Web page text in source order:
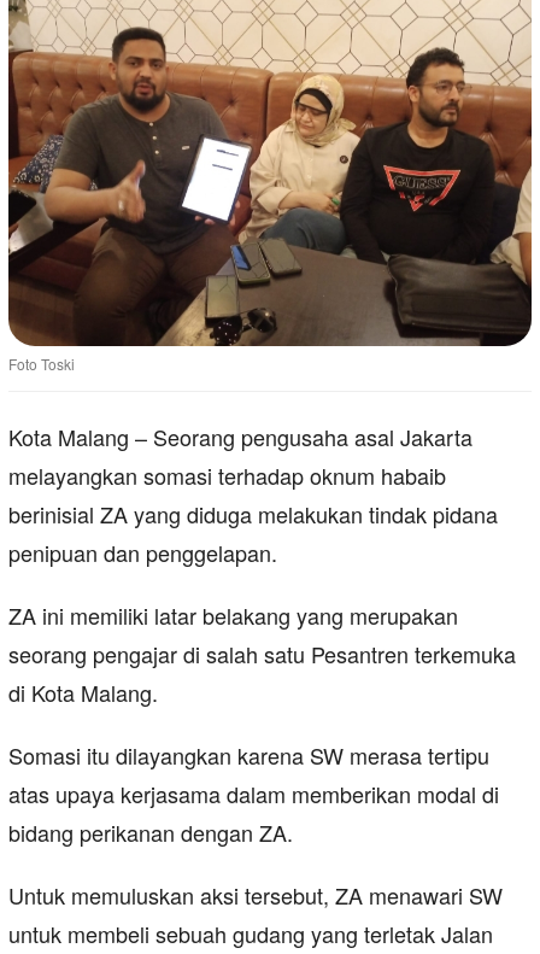
Foto Toski
Kota Malang – Seorang pengusaha asal Jakarta
melayangkan somasi terhadap oknum habaib
berinisial ZA yang diduga melakukan tindak pidana
penipuan dan penggelapan.
ZA ini memiliki latar belakang yang merupakan
seorang pengajar di salah satu Pesantren terkemuka
di Kota Malang.
Somasi itu dilayangkan karena SW merasa tertipu
atas upaya kerjasama dalam memberikan modal di
bidang perikanan dengan ZA.
Untuk memuluskan aksi tersebut, ZA menawari SW
untuk membeli sebuah gudang yang terletak Jalan